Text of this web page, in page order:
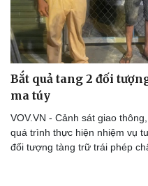
Bắt quả tang 2 đối
ma túy
VOV.VN - Cảnh sát giao
quá trình thực hiện nhiệm vụ
đối tượng tàng trữ trái phép